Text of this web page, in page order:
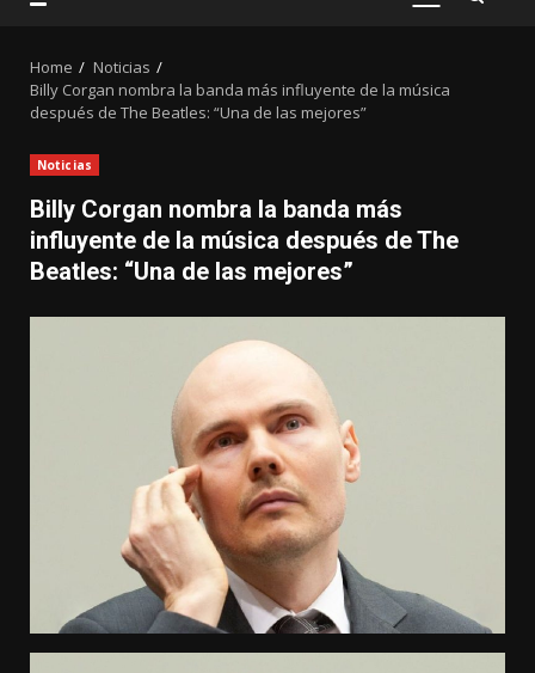
PRIMARY
Home
Noticias
Billy Corgan nombra la banda más influyente de la música
después de The Beatles: “Una de las mejores”
Noticias
Billy Corgan nombra la banda más
influyente de la música después de The
Beatles: “Una de las mejores”